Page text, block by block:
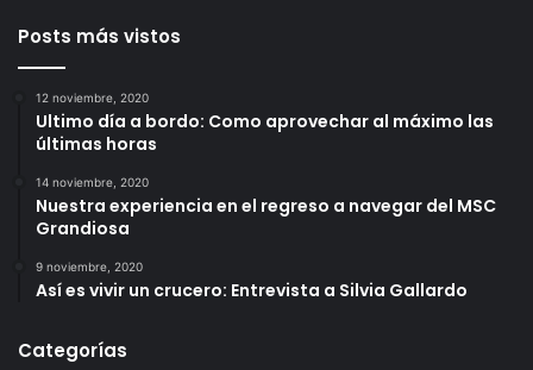
Posts más vistos
12 noviembre, 2020
Ultimo día a bordo: Como aprovechar al máximo las
últimas horas
14 noviembre, 2020
Nuestra experiencia en el regreso a navegar del MSC
Grandiosa
9 noviembre, 2020
Así es vivir un crucero: Entrevista a Silvia Gallardo
Categorías